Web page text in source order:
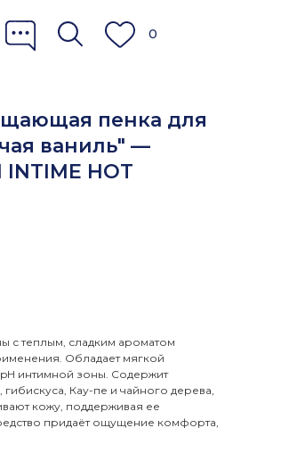
0
пенка для
ваниль" —
INTIME HOT
с теплым, сладким ароматом
Обладает мягкой
интимной зоны. Содержит
Кау-пе и чайного дерева,
кожу, поддерживая ее
придаёт ощущение комфорта,